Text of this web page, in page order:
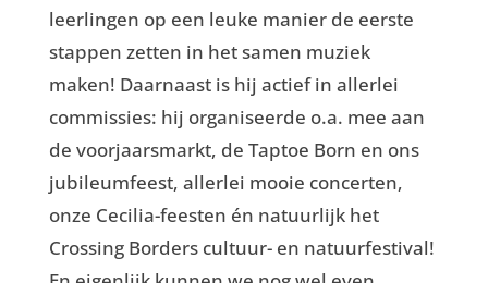
leerlingen op een leuke manier de eerste
stappen zetten in het samen muziek
maken! Daarnaast is hij actief in allerlei
commissies: hij organiseerde o.a. mee aan
de voorjaarsmarkt, de Taptoe Born en ons
jubileumfeest, allerlei mooie concerten,
onze Cecilia-feesten én natuurlijk het
Crossing Borders cultuur- en natuurfestival!